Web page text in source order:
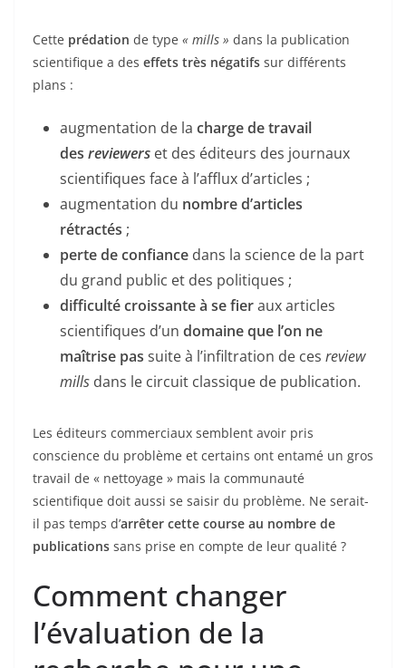
Cette prédation de type « mills » dans la publication
scientifique a des effets très négatifs sur différents
plans :
augmentation de la charge de travail
des reviewers et des éditeurs des journaux
scientifiques face à l’afflux d’articles ;
augmentation du nombre d’articles
rétractés ;
perte de confiance dans la science de la part
du grand public et des politiques ;
difficultécroissante à se fieraux articles
scientifiques d’un domaine que l’on ne
maîtrise pas suite à l’infiltration de ces review
mills dans le circuit classique de publication.
Les éditeurs commerciaux semblent avoir pris
conscience du problème et certains ont entamé un gros
travail de « nettoyage » mais la communauté
scientifique doit aussi se saisir du problème. Ne serait-
il pas temps d’arrêter cette course au nombre de
publications sans prise en compte de leur qualité ?
Comment changer
l’évaluation de la